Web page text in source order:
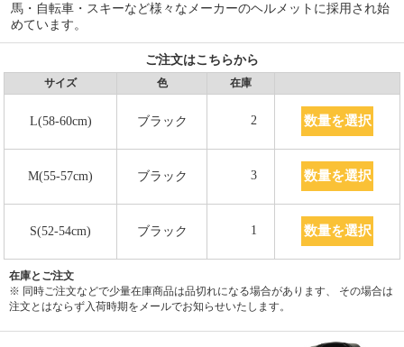
馬・自転車・スキーなど様々なメーカーのヘルメットに採用され始
めています。
ご注文はこちらから
サイズ 色 在庫
L(58-60cm) ブラック 2 数量を選択
M(55-57cm) ブラック 3 数量を選択
S(52-54cm) ブラック 1 数量を選択
在庫とご注文
※ 同時ご注文などで少量在庫商品は品切れになる場合があります、 その場合は
注文とはならず入荷時期をメールでお知らせいたします。